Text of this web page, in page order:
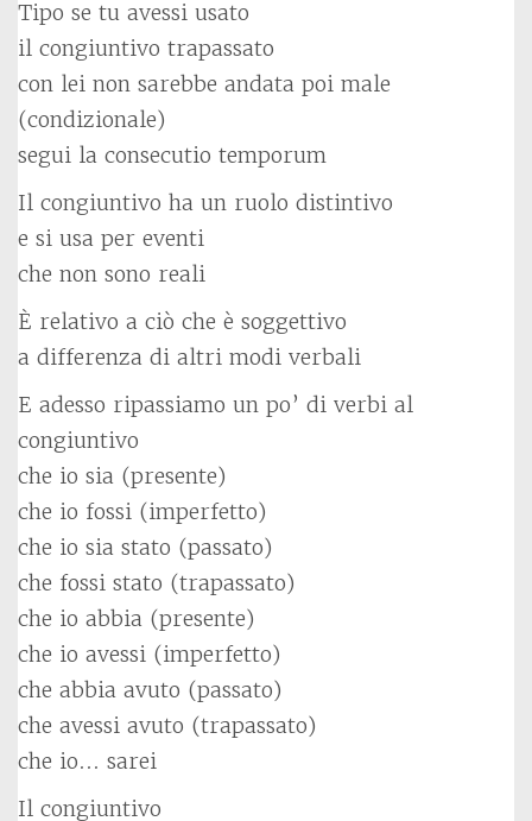
Tipo se tu avessi usato
il congiuntivo trapassato
con lei non sarebbe andata poi male
(condizionale)
segui la consecutio temporum
Il congiuntivo ha un ruolo distintivo
e si usa per eventi
che non sono reali
È relativo a ciò che è soggettivo
a differenza di altri modi verbali
E adesso ripassiamo un po’ di verbi al
congiuntivo
che io sia (presente)
che io fossi (imperfetto)
che io sia stato (passato)
che fossi stato (trapassato)
che io abbia (presente)
che io avessi (imperfetto)
che abbia avuto (passato)
che avessi avuto (trapassato)
che io… sarei
Il congiuntivo